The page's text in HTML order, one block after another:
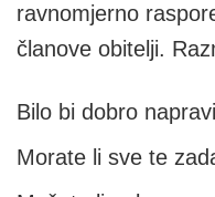
ravnomjerno
članove obitelji.
Bilo bi dobro
Morate li sve te